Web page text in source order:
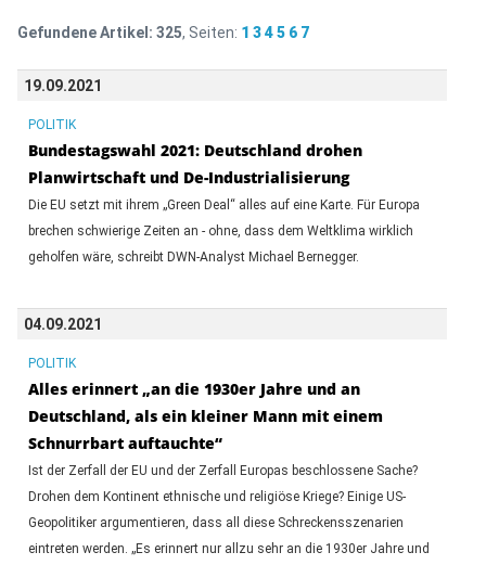
Gefundene Artikel: 325, Seiten: 1 3 4 5 6 7
19.09.2021
POLITIK
Bundestagswahl 2021: Deutschland drohen
Planwirtschaft und De-Industrialisierung
Die EU setzt mit ihrem „Green Deal“ alles auf eine Karte. Für Europa
brechen schwierige Zeiten an - ohne, dass dem Weltklima wirklich
geholfen wäre, schreibt DWN-Analyst Michael Bernegger.
04.09.2021
POLITIK
Alles erinnert „an die 1930er Jahre und an
Deutschland, als ein kleiner Mann mit einem
Schnurrbart auftauchte“
Ist der Zerfall der EU und der Zerfall Europas beschlossene Sache?
Drohen dem Kontinent ethnische und religiöse Kriege? Einige US-
Geopolitiker argumentieren, dass all diese Schreckensszenarien
eintreten werden. „Es erinnert nur allzu sehr an die 1930er Jahre und